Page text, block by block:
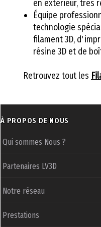
en extérieur, très
Équipe
technologie
filament 3D,
résine 3D et de
Retrouvez tout les
À PROPOS DE NOUS
Qui sommes Nous ?
Partenaires LV3D
Notre réseau
Prestations